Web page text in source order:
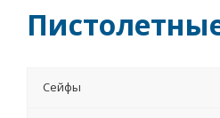
Сейфы